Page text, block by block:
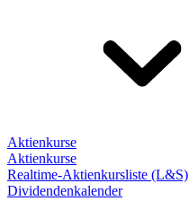
Aktienkurse
Aktienkurse
Realtime-Aktienkursliste (L&S)
Dividendenkalender